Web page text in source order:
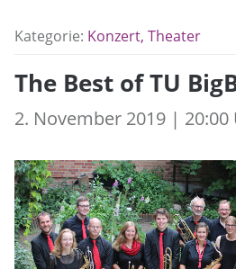
Kategorie: Konzert, Theater
The Best of TU
2. November 2019 | 20:00